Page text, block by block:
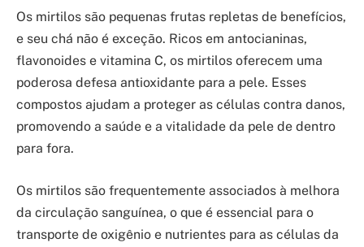
Os mirtilos são pequenas frutas repletas de benefícios,
e seu chá não é exceção. Ricos em antocianinas,
flavonoides e vitamina C, os mirtilos oferecem uma
poderosa defesa antioxidante para a pele. Esses
compostos ajudam a proteger as células contra danos,
promovendo a saúde e a vitalidade da pele de dentro
para fora.
Os mirtilos são frequentemente associados à melhora
da circulação sanguínea, o que é essencial para o
transporte de oxigênio e nutrientes para as células da